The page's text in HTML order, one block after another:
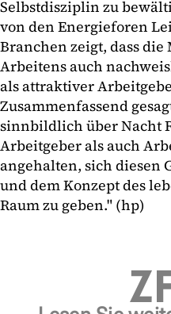
Selbstdisziplin zu
von den Energieforen
Branchen zeigt, dass
Arbeitens auch
als attraktiver
Zusammenfassend
sinnbildlich über Nacht
Arbeitgeber als auch
angehalten, sich diesen
und dem Konzept des
Raum zu geben." (hp)